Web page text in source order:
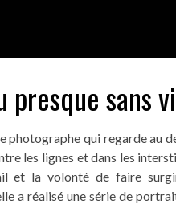
presque sans
photographe qui regarde au
les lignes et dans les
et la volonté de faire
a réalisé une série de